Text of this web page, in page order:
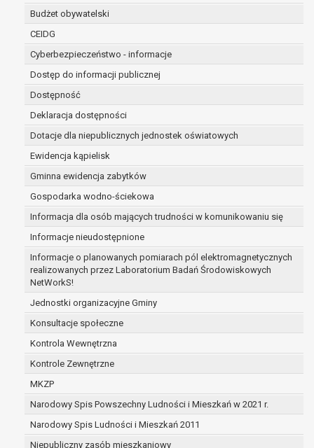
Budżet obywatelski
CEIDG
Cyberbezpieczeństwo - informacje
Dostęp do informacji publicznej
Dostępność
Deklaracja dostępności
Dotacje dla niepublicznych jednostek oświatowych
Ewidencja kąpielisk
Gminna ewidencja zabytków
Gospodarka wodno-ściekowa
Informacja dla osób mających trudności w komunikowaniu się
Informacje nieudostępnione
Informacje o planowanych pomiarach pól elektromagnetycznych
realizowanych przez Laboratorium Badań Środowiskowych
NetWorkS!
Jednostki organizacyjne Gminy
Konsultacje społeczne
Kontrola Wewnętrzna
Kontrole Zewnętrzne
MKZP
Narodowy Spis Powszechny Ludności i Mieszkań w 2021 r.
Narodowy Spis Ludności i Mieszkań 2011
Niepubliczny zasób mieszkaniowy
przepisów prawa.
Pani/Pana dane osobowe będą przetwarzane
przez okres niezbędny do realizacji celu dla jakiego
zostały zebrane oraz zgodnie z terminami
archiwizacji określonymi przez przepisy prawa
powszechnie obowiązującego.
W przypadku, gdy dane osobowe przetwarzane są
na podstawie zgody osoby, której dane dotyczą
przetwarzanie odbywa się do czasu wycofania tej
zgody.
W przypadku, gdy dane osobowe przetwarzane są
w celu zawarcia i realizacji umowy przetwarzanie
odbywa się przez okres niezbędny do realizacji
zawartej umowy, a po tym czasie w zakresie
wymaganym przez przepisy prawa lub dla
zabezpieczenia ewentualnych roszczeń, a w
przypadku wyrażenia zgody na przetwarzanie
danych po zakończeniu i rozliczeniu umowy, do
czasu wycofania tej zgody.
Ponadto w przypadku umów o dofinansowanie
dane osobowe od momentu pozyskania
przechowywane są przez okres wynikający z
umowy o dofinansowanie zawartej między
beneficjentem a określoną instytucją, trwałości
danego projektu i konieczności zachowania
dokumentacji projektu do celów kontrolnych.
W związku z przetwarzaniem przez
administratora danych osobowych przysługuje
Pani/Panu: